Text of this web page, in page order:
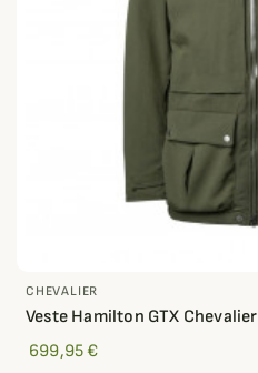
CHEVALIER
Veste Hamilton GTX Chevalier
699,95 €